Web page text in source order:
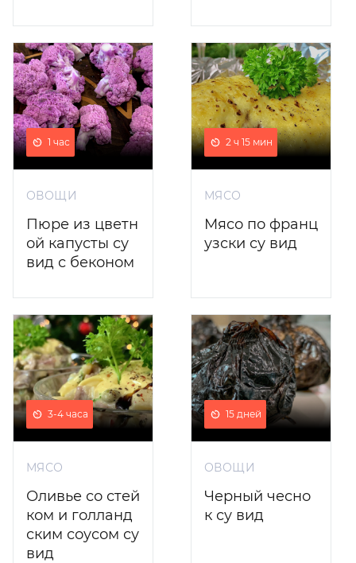
1 час
ОВОЩИ
Пюре из цветн
ой капусты су
вид с беконом
2 ч 15 мин
МЯСО
Мясо по франц
узски су вид
3-4 часа
МЯСО
Оливье со стей
ком и голланд
ским соусом су
вид
15 дней
ОВОЩИ
Черный чесно
к су вид